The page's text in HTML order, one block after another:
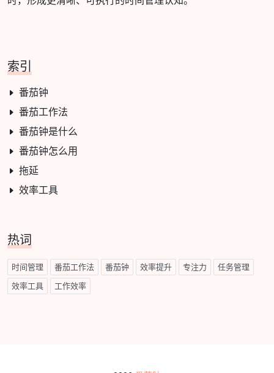
索引
番茄钟
番茄工作法
番茄钟是什么
番茄钟怎么用
拖延
效率工具
热词
时间管理 番茄工作法 番茄钟 效率提升 专注力 任务管理
效率工具 工作效率